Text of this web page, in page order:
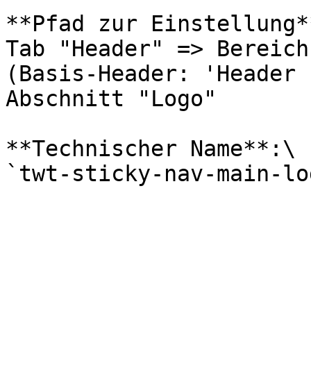
**Pfad zur
Tab "Header" =>
(Basis-Header:
Abschnitt "Logo"
**Technischer Name**:\